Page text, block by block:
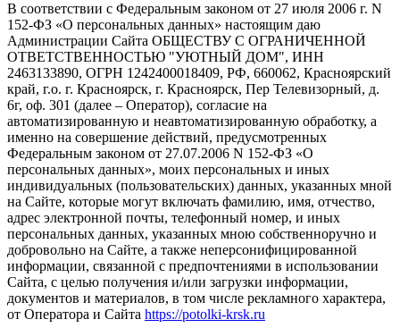
В соответствии с Федеральным законом от 27 июля 2006 г. N
152-ФЗ «О персональных данных» настоящим даю
Администрации Сайта ОБЩЕСТВУ С ОГРАНИЧЕННОЙ
ОТВЕТСТВЕННОСТЬЮ "УЮТНЫЙ ДОМ", ИНН
2463133890, ОГРН 1242400018409, РФ, 660062, Красноярский
край, г.о. г. Красноярск, г. Красноярск, Пер Телевизорный, д.
6г, оф. 301 (далее – Оператор), согласие на
автоматизированную и неавтоматизированную обработку, а
именно на совершение действий, предусмотренных
Федеральным законом от 27.07.2006 N 152-ФЗ «О
персональных данных», моих персональных и иных
индивидуальных (пользовательских) данных, указанных мной
на Сайте, которые могут включать фамилию, имя, отчество,
адрес электронной почты, телефонный номер, и иных
персональных данных, указанных мною собственноручно и
добровольно на Сайте, а также неперсонифицированной
информации, связанной с предпочтениями в использовании
Сайта, с целью получения и/или загрузки информации,
документов и материалов, в том числе рекламного характера,
от Оператора и Сайта https://potolki-krsk.ru